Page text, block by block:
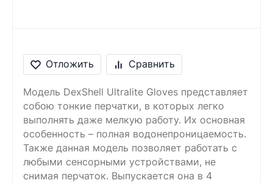
Отложить Сравнить
Модель DexShell Ultralite Gloves представляет
собою тонкие перчатки, в которых легко
выполнять даже мелкую работу. Их основная
особенность – полная водонепроницаемость.
Также данная модель позволяет работать с
любыми сенсорными устройствами, не
снимая перчаток. Выпускается она в 4